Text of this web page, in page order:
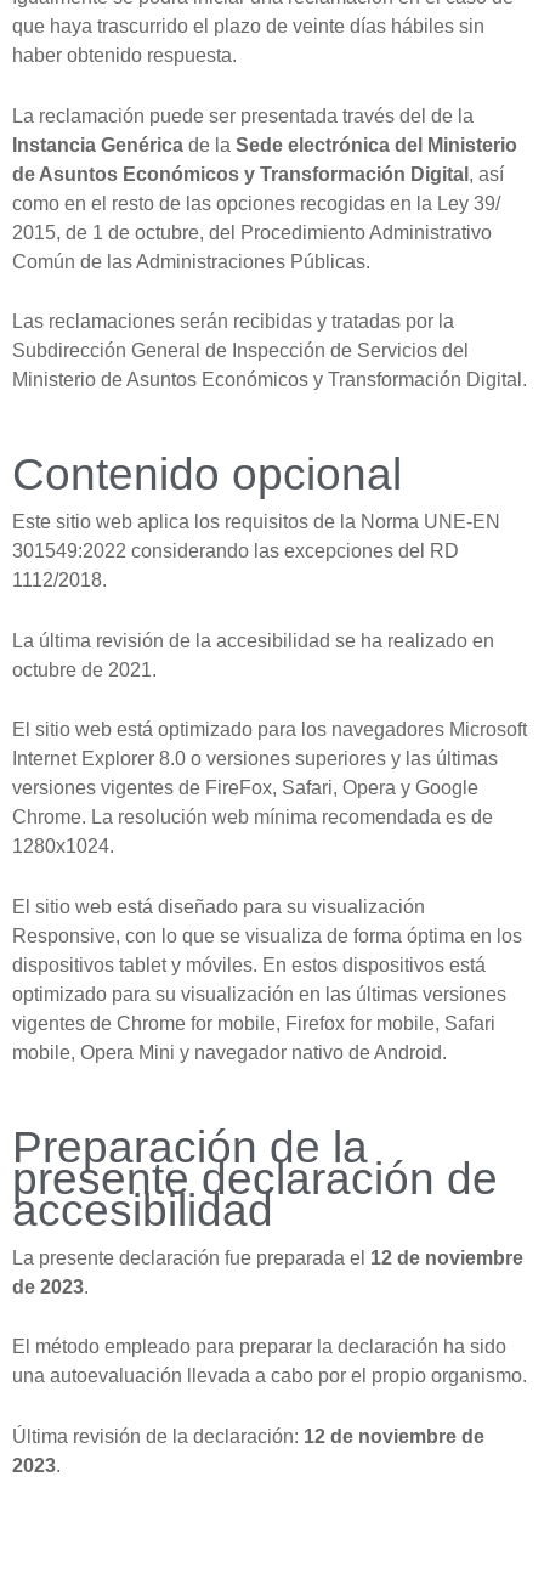
que haya trascurrido el plazo de veinte días hábiles sin
haber obtenido respuesta.
La reclamación puede ser presentada través del de la
Instancia Genérica de la Sede electrónica del Ministerio
de Asuntos Económicos y Transformación Digital , así
como en el resto de las opciones recogidas en la Ley 39/
2015, de 1 de octubre, del Procedimiento Administrativo
Común de las Administraciones Públicas.
Las reclamaciones serán recibidas y tratadas por la
Subdirección General de Inspección de Servicios del
Ministerio de Asuntos Económicos y Transformación Digital.
Contenido opcional
Este sitio web aplica los requisitos de la Norma UNE-EN
301549:2022 considerando las excepciones del RD
1112/2018.
La última revisión de la accesibilidad se ha realizado en
octubre de 2021.
El sitio web está optimizado para los navegadores Microsoft
Internet Explorer 8.0 o versiones superiores y las últimas
versiones vigentes de FireFox, Safari, Opera y Google
Chrome. La resolución web mínima recomendada es de
1280x1024.
El sitio web está diseñado para su visualización
Responsive, con lo que se visualiza de forma óptima en los
dispositivos tablet y móviles. En estos dispositivos está
optimizado para su visualización en las últimas versiones
vigentes de Chrome for mobile, Firefox for mobile, Safari
mobile, Opera Mini y navegador nativo de Android.
Preparación de la
presente declaración de
accesibilidad
La presente declaración fue preparada el 12 de noviembre
de 2023.
El método empleado para preparar la declaración ha sido
una autoevaluación llevada a cabo por el propio organismo.
Última revisión de la declaración: 12 de noviembre de
2023.